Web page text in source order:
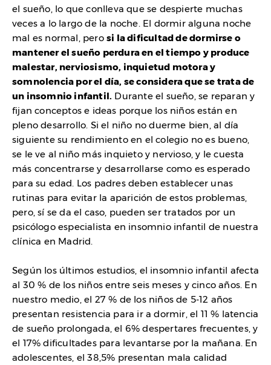
el sueño, lo que conlleva que se despierte muchas
veces a lo largo de la noche. El dormir alguna noche
mal es normal, pero si la dificultad de dormirse o
mantener el sueño perdura en el tiempo y produce
malestar, nerviosismo, inquietud motora y
somnolencia por el día, se considera que se trata de
un insomnio infantil. Durante el sueño, se reparan y
fijan conceptos e ideas porque los niños están en
pleno desarrollo. Si el niño no duerme bien, al día
siguiente su rendimiento en el colegio no es bueno,
se le ve al niño más inquieto y nervioso, y le cuesta
más concentrarse y desarrollarse como es esperado
para su edad. Los padres deben establecer unas
rutinas para evitar la aparición de estos problemas,
pero, sí se da el caso, pueden ser tratados por un
psicólogo especialista en insomnio infantil de nuestra
clínica en Madrid.
Según los últimos estudios, el insomnio infantil afecta
al 30 % de los niños entre seis meses y cinco años. En
nuestro medio, el 27 % de los niños de 5-12 años
presentan resistencia para ir a dormir, el 11 % latencia
de sueño prolongada, el 6% despertares frecuentes, y
el 17% dificultades para levantarse por la mañana. En
adolescentes, el 38,5% presentan mala calidad